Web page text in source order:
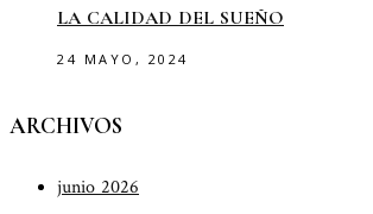
LA CALIDAD DEL SUEÑO
24 MAYO, 2024
ARCHIVOS
junio 2026